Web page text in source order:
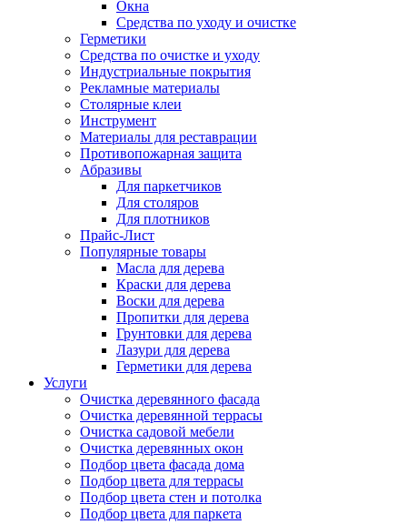
Окна
Средства по уходу и очистке
Герметики
Средства по очистке и уходу
Индустриальные покрытия
Рекламные материалы
Столярные клеи
Инструмент
Материалы для реставрации
Противопожарная защита
Абразивы
Для паркетчиков
Для столяров
Для плотников
Прайс-Лист
Популярные товары
Масла для дерева
Краски для дерева
Воски для дерева
Пропитки для дерева
Грунтовки для дерева
Лазури для дерева
Герметики для дерева
Услуги
Очистка деревянного фасада
Очистка деревянной террасы
Очистка садовой мебели
Очистка деревянных окон
Подбор цвета фасада дома
Подбор цвета для террасы
Подбор цвета стен и потолка
Подбор цвета для паркета